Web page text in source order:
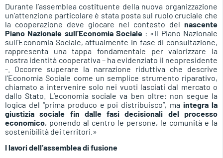
Durante l’assemblea costituente della nuova organizzazione
un’attenzione particolare è stata posta sul ruolo cruciale che
la cooperazione deve giocare nel contesto del nascente
Piano Nazionale sull’Economia Sociale: «Il Piano Nazionale
sull’Economia Sociale, attualmente in fase di consultazione,
rappresenta una tappa fondamentale per valorizzare la
nostra identità cooperativa – ha evidenziato il neopresidente
-. Occorre superare la narrazione riduttiva che descrive
l’Economia Sociale come un semplice strumento riparativo,
chiamato a intervenire solo nei vuoti lasciati dal mercato o
dallo Stato. L’economia sociale va ben oltre: non segue la
logica del “prima produco e poi distribuisco”, maintegra la
giustizia sociale fin dalle fasi decisionali del processo
economico, ponendo al centro le persone, le comunità e la
sostenibilità dei territori.»
I lavori dell’assemblea di fusione